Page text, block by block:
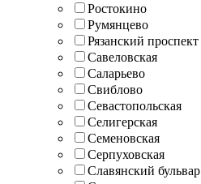
Ростокино
Румянцево
Рязанский проспект
Савеловская
Саларьево
Свиблово
Севастопольская
Селигерская
Семеновская
Серпуховская
Славянский бульвар